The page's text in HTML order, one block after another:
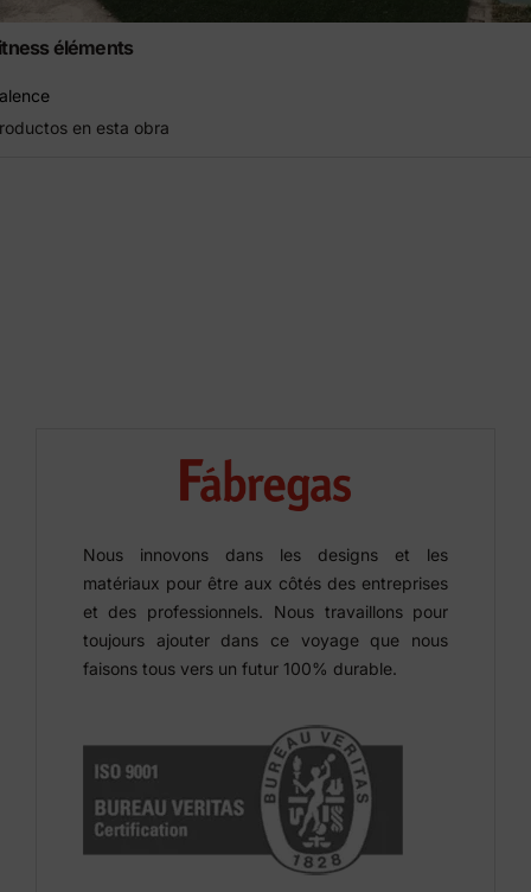
éléments
en esta obra
Nous innovons dans les designs et les
matériaux pour être aux côtés des entreprises
et des professionnels. Nous travaillons pour
toujours ajouter dans ce voyage que nous
faisons tous vers un futur 100% durable.